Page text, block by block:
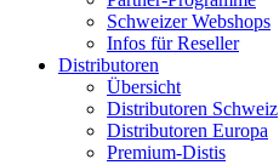
Schweizer Webshops
Infos für Reseller
Distributoren
Übersicht
Distributoren Schweiz
Distributoren Europa
Premium-Distis